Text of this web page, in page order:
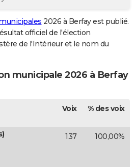
2026 à Berfay est publié.
officiel de l'élection
de l'Intérieur et le nom du
municipale 2026 à Berfay
Voix % des voix
137 100,00%